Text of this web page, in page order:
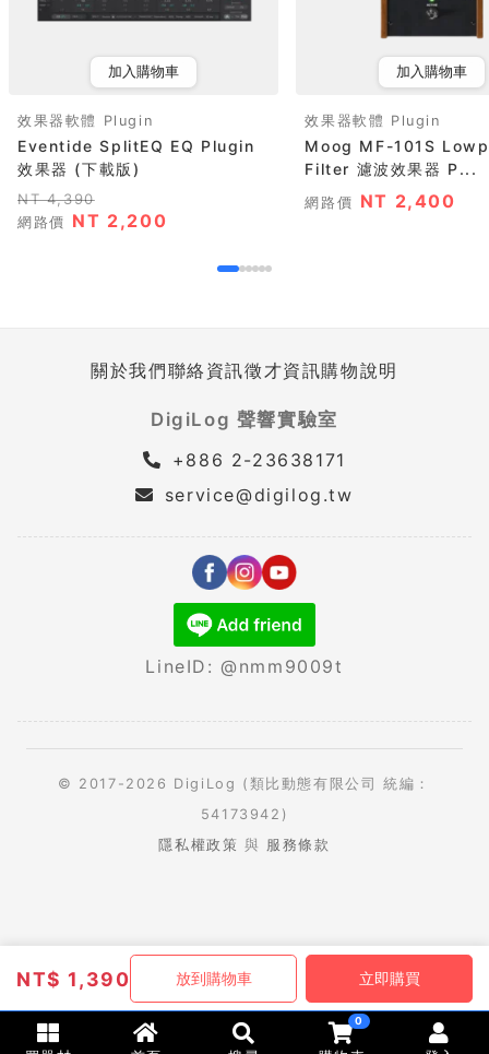
NT$ 1,390 放到購物車 立即購買
加入購物車
效果器軟體 Plugin
Eventide SplitEQ EQ Plugin
效果器 (下載版)
NT 4,390
網路價 NT 2,200
加入購物車
效果器軟體 Plugin
Moog MF-101S
Filter 濾波效果器 P...
網路價 NT 2,400
關於我們聯絡資訊徵才資訊購物說明
DigiLog 聲響實驗室
+886 2-23638171
service@digilog.tw
LineID: @nmm9009t
© 2017-2026 DigiLog (類比動態有限公司 統編：
54173942)
隱私權政策 與 服務條款
0